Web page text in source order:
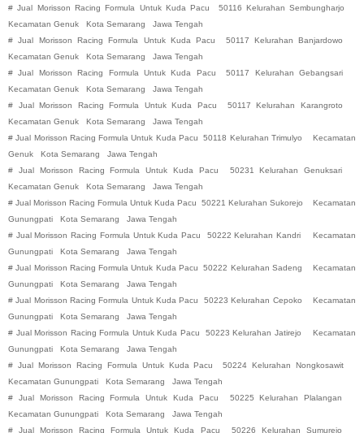
# Jual Morisson Racing Formula Untuk Kuda Pacu
50116 Kelurahan Sembungharjo
Kecamatan Genuk
Kota Semarang
Jawa Tengah
# Jual Morisson Racing Formula Untuk Kuda Pacu
50117 Kelurahan Banjardowo
Kecamatan Genuk
Kota Semarang
Jawa Tengah
# Jual Morisson Racing Formula Untuk Kuda Pacu
50117 Kelurahan Gebangsari
Kecamatan Genuk
Kota Semarang
Jawa Tengah
#
Jual Morisson Racing Formula Untuk Kuda Pacu
50117 Kelurahan Karangroto
Kecamatan Genuk
Kota Semarang
Jawa Tengah
# Jual Morisson Racing Formula Untuk Kuda Pacu 50118 Kelurahan Trimulyo
Kecamatan
Genuk
Kota Semarang
Jawa Tengah
#
Jual Morisson Racing Formula Untuk Kuda Pacu
50231 Kelurahan Genuksari
Kecamatan Genuk
Kota Semarang
Jawa Tengah
# Jual Morisson Racing Formula Untuk Kuda Pacu 50221 Kelurahan Sukorejo
Kecamatan
Gunungpati
Kota Semarang
Jawa Tengah
# Jual Morisson Racing Formula Untuk Kuda Pacu 50222 Kelurahan Kandri
Kecamatan
Gunungpati
Kota Semarang
Jawa Tengah
# Jual Morisson Racing Formula Untuk Kuda Pacu 50222 Kelurahan Sadeng
Kecamatan
Gunungpati
Kota Semarang
Jawa Tengah
# Jual Morisson Racing Formula Untuk Kuda Pacu 50223 Kelurahan Cepoko
Kecamatan
Gunungpati
Kota Semarang
Jawa Tengah
# Jual Morisson Racing Formula Untuk Kuda Pacu 50223 Kelurahan Jatirejo
Kecamatan
Gunungpati
Kota Semarang
Jawa Tengah
# Jual Morisson Racing Formula Untuk Kuda Pacu
50224 Kelurahan Nongkosawit
Kecamatan Gunungpati
Kota Semarang
Jawa Tengah
#
Jual Morisson Racing Formula Untuk Kuda Pacu
50225 Kelurahan Plalangan
Kecamatan Gunungpati
Kota Semarang
Jawa Tengah
#
Jual Morisson Racing Formula Untuk Kuda Pacu
50226 Kelurahan Sumurejo